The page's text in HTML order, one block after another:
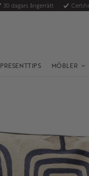
30 dagars ångerrätt
PRESENTTIPS MÖBLER